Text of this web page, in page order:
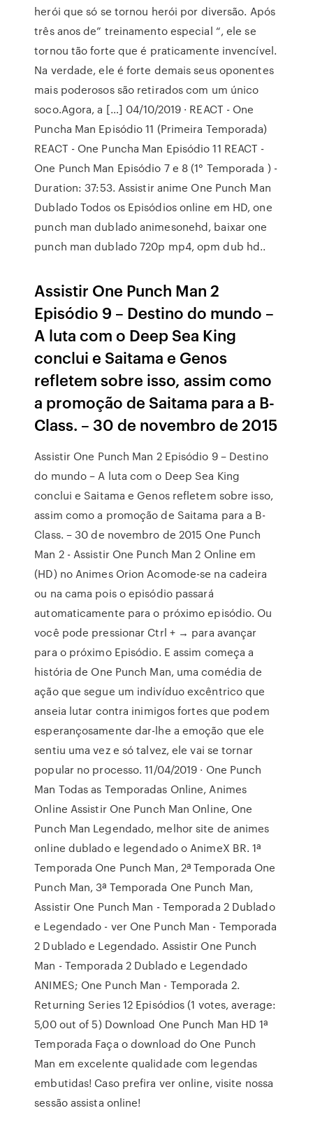
herói que só se tornou herói por diversão. Após
três anos de” treinamento especial “, ele se
tornou tão forte que é praticamente invencível.
Na verdade, ele é forte demais seus oponentes
mais poderosos são retirados com um único
soco.Agora, a […] 04/10/2019 · REACT - One
Puncha Man Episódio 11 (Primeira Temporada)
REACT - One Puncha Man Episódio 11 REACT -
One Punch Man Episódio 7 e 8 (1° Temporada ) -
Duration: 37:53. Assistir anime One Punch Man
Dublado Todos os Episódios online em HD, one
punch man dublado animesonehd, baixar one
punch man dublado 720p mp4, opm dub hd..
Assistir One Punch Man 2
Episódio 9 – Destino do mundo –
A luta com o Deep Sea King
conclui e Saitama e Genos
refletem sobre isso, assim como
a promoção de Saitama para a B-
Class. – 30 de novembro de 2015
Assistir One Punch Man 2 Episódio 9 – Destino
do mundo – A luta com o Deep Sea King
conclui e Saitama e Genos refletem sobre isso,
assim como a promoção de Saitama para a B-
Class. – 30 de novembro de 2015 One Punch
Man 2 - Assistir One Punch Man 2 Online em
(HD) no Animes Orion Acomode-se na cadeira
ou na cama pois o episódio passará
automaticamente para o próximo episódio. Ou
você pode pressionar Ctrl + → para avançar
para o próximo Episódio. E assim começa a
história de One Punch Man, uma comédia de
ação que segue um indivíduo excêntrico que
anseia lutar contra inimigos fortes que podem
esperançosamente dar-lhe a emoção que ele
sentiu uma vez e só talvez, ele vai se tornar
popular no processo. 11/04/2019 · One Punch
Man Todas as Temporadas Online, Animes
Online Assistir One Punch Man Online, One
Punch Man Legendado, melhor site de animes
online dublado e legendado o AnimeX BR. 1ª
Temporada One Punch Man, 2ª Temporada One
Punch Man, 3ª Temporada One Punch Man,
Assistir One Punch Man - Temporada 2 Dublado
e Legendado - ver One Punch Man - Temporada
2 Dublado e Legendado. Assistir One Punch
Man - Temporada 2 Dublado e Legendado
ANIMES; One Punch Man - Temporada 2.
Returning Series 12 Episódios (1 votes, average:
5,00 out of 5) Download One Punch Man HD 1ª
Temporada Faça o download do One Punch
Man em excelente qualidade com legendas
embutidas! Caso prefira ver online, visite nossa
sessão assista online!